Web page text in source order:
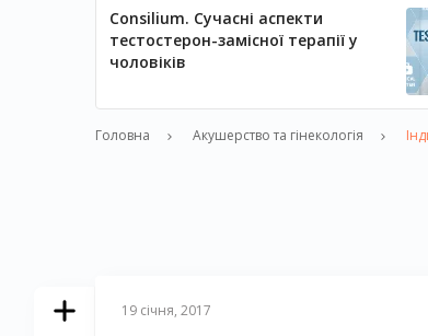
Consilium. Сучасні аспекти
тестостерон-замісної терапії у
чоловіків
Головна Акушерство та гінекологія
19 січня, 2017